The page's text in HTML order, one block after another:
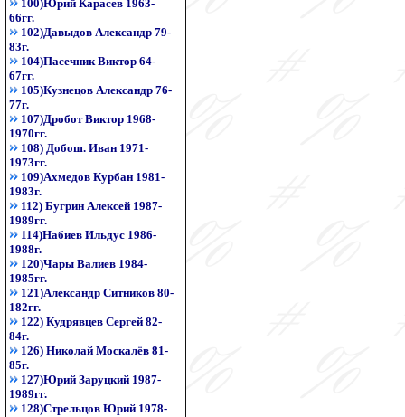
100)Юрий Карасев 1963-
66гг.
102)Давыдов Александр 79-
83г.
104)Пасечник Виктор 64-
67гг.
105)Кузнецов Александр 76-
77г.
107)Дробот Виктор 1968-
1970гг.
108) Добош. Иван 1971-
1973гг.
109)Ахмедов Курбан 1981-
1983г.
112) Бугрин Алексей 1987-
1989гг.
114)Набиев Ильдус 1986-
1988г.
120)Чары Валиев 1984-
1985гг.
121)Александр Ситников 80-
182гг.
122) Кудрявцев Сергей 82-
84г.
126) Николай Москалёв 81-
85г.
127)Юрий Заруцкий 1987-
1989гг.
128)Стрельцов Юрий 1978-